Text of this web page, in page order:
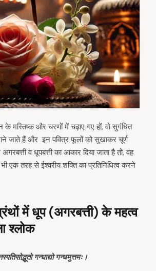
के मस्तिष्क और चरणों में चढ़ाए गए हों, वो सुगंधित
जाते हैं और इन पवित्र फूलों को सुखाकर चूर्ण
व धूपबत्ती का आकार दिया जाता है तो, वह
एक तरह से ईश्वरीय शक्ति का प्रतिनिधित्व करने
में धूप (अगरबत्ती) के महत्व
श्लोक
गन्धाद्यो गन्धमुत्तमः।